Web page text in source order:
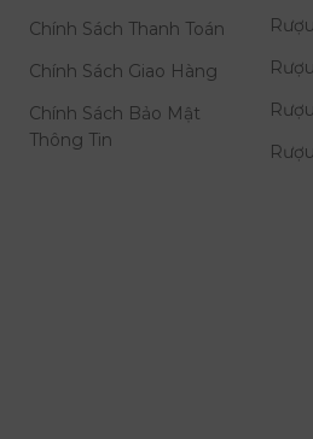
Chính Sách Thanh Toán
Chính Sách Giao Hàng
Chính Sách Bảo Mật
Thông Tin